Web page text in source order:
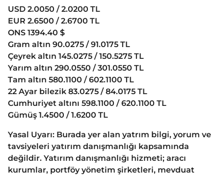
USD 2.0050 / 2.0200 TL
EUR 2.6500 / 2.6700 TL
ONS 1394.40 $
Gram altın 90.0275 / 91.0175 TL
Çeyrek altın 145.0275 / 150.5275 TL
Yarım altın 290.0550 / 301.0550 TL
Tam altın 580.1100 / 602.1100 TL
22 Ayar bilezik 83.0275 / 84.0175 TL
Cumhuriyet altını 598.1100 / 620.1100 TL
Gümüş 1.4500 / 1.6200 TL
Yasal Uyarı: Burada yer alan yatrım bilgi, yorum ve
tavsiyeleri yatırım danışmanlığı kapsamında
değildir. Yatırım danışmanlığı hizmeti; aracı
kurumlar, portföy yönetim şirketleri, mevduat